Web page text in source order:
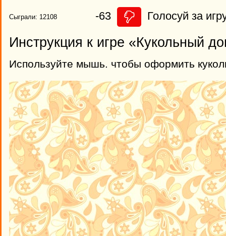
Сыграли: 12108 -63 Голосуй за
Инструкция к игре «Кукольный
Используйте мышь. чтобы оформить